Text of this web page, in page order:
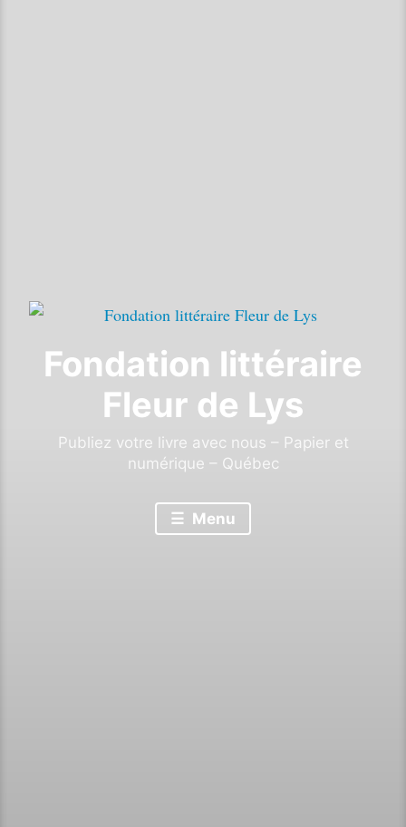
Fondation littéraire
Fleur de Lys
Publiez votre livre avec nous – Papier et
numérique – Québec
Menu